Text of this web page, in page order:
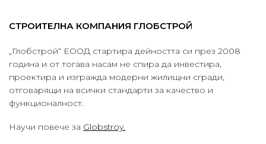
СТРОИТЕЛНА КОМПАНИЯ ГЛОБСТРОЙ
„Глобстрой“ ЕООД стартира дейността си през 2008
година и от тогава насам не спира да инвестира,
проектира и изгражда модерни жилищни сгради,
отговарящи на всички стандарти за качество и
функционалност.
Научи повече за Globstroy.